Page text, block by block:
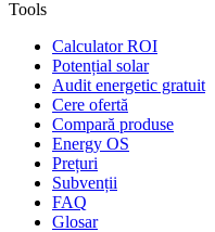
Tools
Calculator ROI
Potențial solar
Audit energetic gratuit
Cere ofertă
Compară produse
Energy OS
Prețuri
Subvenții
FAQ
Glosar